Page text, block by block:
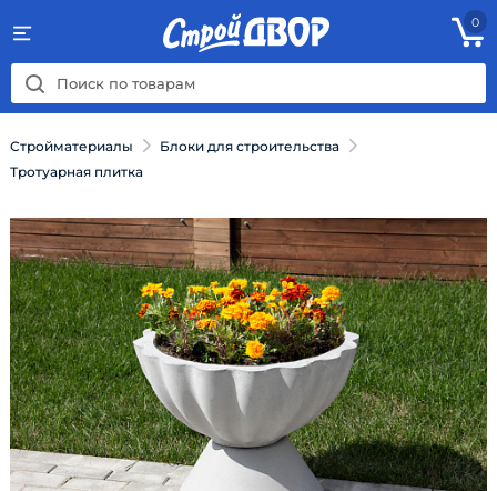
0
Стройматериалы
Блоки для строительства
Тротуарная плитка